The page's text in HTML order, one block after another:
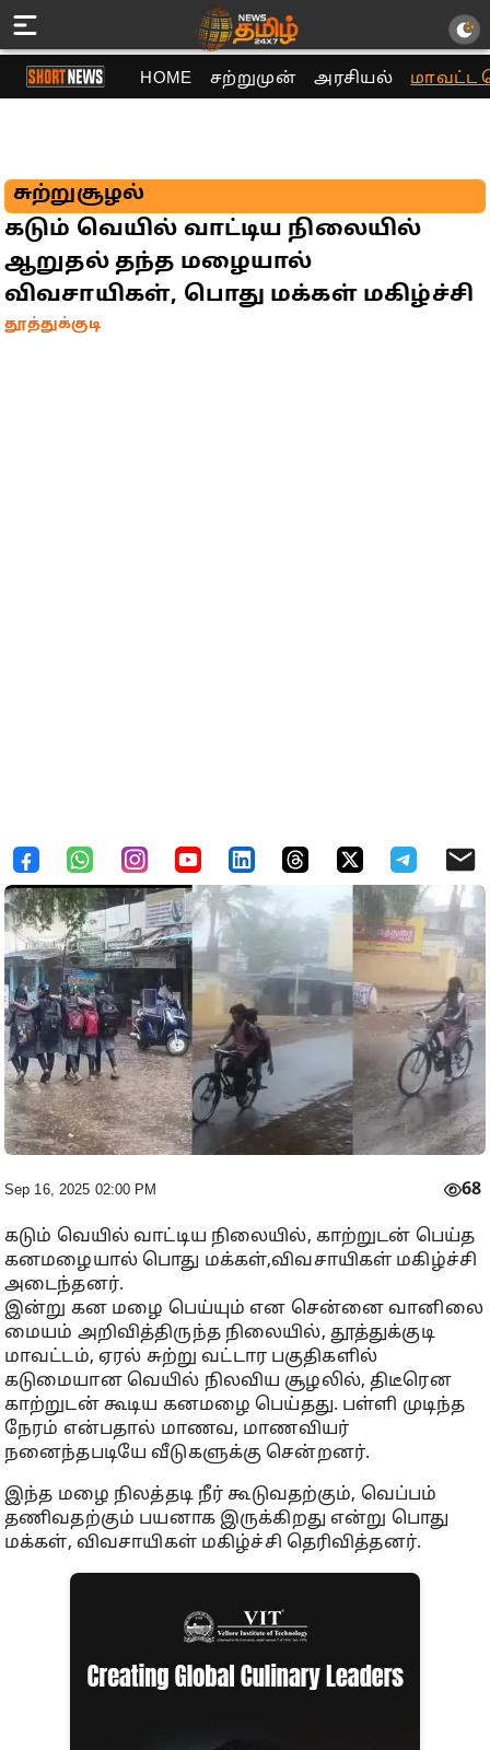
HOME சற்றுமுன் அரசியல் மாவட்ட
சுற்றுசூழல்
கடும் வெயில் வாட்டிய நிலையில்
ஆறுதல் தந்த மழையால்
விவசாயிகள், பொது மக்கள் மகிழ்ச்சி
தூத்துக்குடி
Sep 16, 2025 02:00 PM 68
கடும் வெயில் வாட்டிய நிலையில், காற்றுடன் பெய்த
கனமழையால் பொது மக்கள்,விவசாயிகள் மகிழ்ச்சி
அடைந்தனர்.
இன்று கன மழை பெய்யும் என சென்னை வானிலை
மையம் அறிவித்திருந்த நிலையில், தூத்துக்குடி
மாவட்டம், ஏரல் சுற்று வட்டார பகுதிகளில்
கடுமையான வெயில் நிலவிய சூழலில், திடீரென
காற்றுடன் கூடிய கனமழை பெய்தது. பள்ளி முடிந்த
நேரம் என்பதால் மாணவ, மாணவியர்
நனைந்தபடியே வீடுகளுக்கு சென்றனர்.
இந்த மழை நிலத்தடி நீர் கூடுவதற்கும், வெப்பம்
தணிவதற்கும் பயனாக இருக்கிறது என்று பொது
மக்கள், விவசாயிகள் மகிழ்ச்சி தெரிவித்தனர்.